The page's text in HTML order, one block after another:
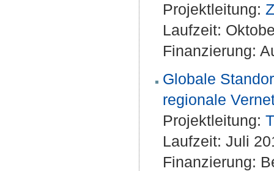
Projektleitung:
Laufzeit:
Finanzierung:
Globale
regionale
Projektleitung:
Laufzeit: Juli
Finanzierung: